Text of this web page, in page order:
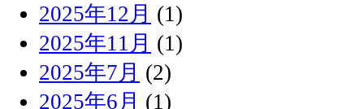
2025年12月 (1)
2025年11月 (1)
2025年7月 (2)
2025年6月 (1)